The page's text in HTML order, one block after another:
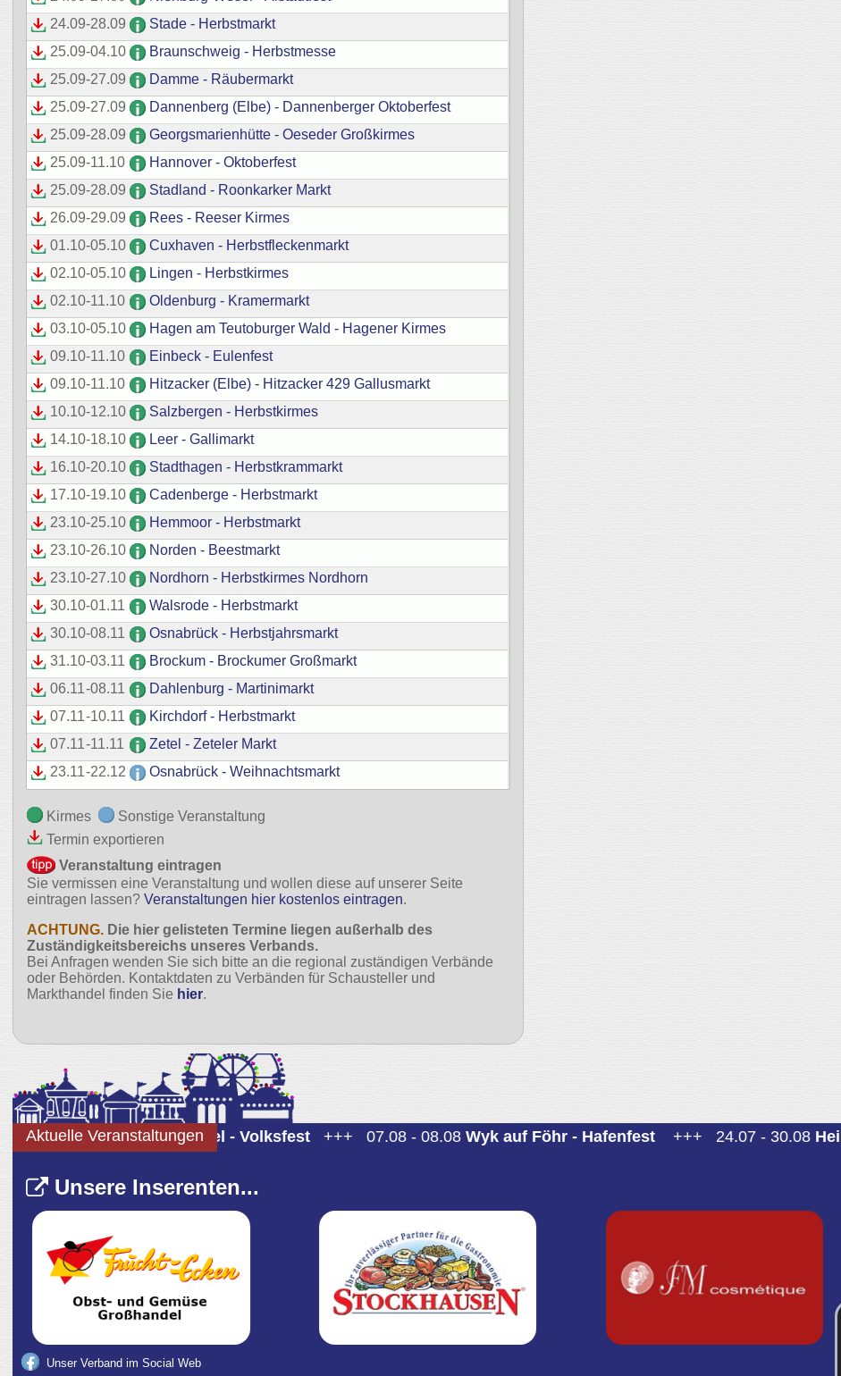
24.09-28.09
Stade - Herbstmarkt
25.09-04.10
Braunschweig - Herbstmesse
25.09-27.09
Damme - Räubermarkt
25.09-27.09
Dannenberg (Elbe) - Dannenberger Oktoberfest
25.09-28.09
Georgsmarienhütte - Oeseder Großkirmes
25.09-11.10
Hannover - Oktoberfest
25.09-28.09
Stadland - Roonkarker Markt
26.09-29.09
Rees - Reeser Kirmes
01.10-05.10
Cuxhaven - Herbstfleckenmarkt
02.10-05.10
Lingen - Herbstkirmes
02.10-11.10
Oldenburg - Kramermarkt
03.10-05.10
Hagen am Teutoburger Wald - Hagener Kirmes
09.10-11.10
Einbeck - Eulenfest
09.10-11.10
Hitzacker (Elbe) - Hitzacker 429 Gallusmarkt
10.10-12.10
Salzbergen - Herbstkirmes
14.10-18.10
Leer - Gallimarkt
16.10-20.10
Stadthagen - Herbstkrammarkt
17.10-19.10
Cadenberge - Herbstmarkt
23.10-25.10
Hemmoor - Herbstmarkt
23.10-26.10
Norden - Beestmarkt
23.10-27.10
Nordhorn - Herbstkirmes Nordhorn
30.10-01.11
Walsrode - Herbstmarkt
30.10-08.11
Osnabrück - Herbstjahrsmarkt
31.10-03.11
Brockum - Brockumer Großmarkt
06.11-08.11
Dahlenburg - Martinimarkt
07.11-10.11
Kirchdorf - Herbstmarkt
07.11-11.11
Zetel - Zeteler Markt
23.11-22.12 Osnabrück - Weihnachtsmarkt
Kirmes
Sonstige Veranstaltung
Termin exportieren
Veranstaltung eintragen
Sie vermissen eine Veranstaltung und wollen diese auf unserer Seite
eintragen lassen? Veranstaltungen hier kostenlos eintragen.
ACHTUNG. Die hier gelisteten Termine liegen außerhalb des
Zuständigkeitsbereichs unseres Verbands.
Bei Anfragen wenden Sie sich bitte an die regional zuständigen Verbände
oder Behörden. Kontaktdaten zu Verbänden für Schausteller und
Markthandel finden Sie hier.
07.08 - 10.08Brunsbüttel - Volksfest+++07.08 - 08.08Wyk auf Föhr - Hafenfest+++24.07 - 30.08
Aktuelle Veranstaltungen
Unser Verband im Social Web